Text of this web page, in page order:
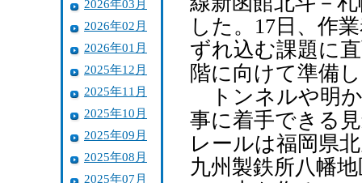
2026年03月
2026年02月
2026年01月
2025年12月
2025年11月
2025年10月
2025年09月
2025年08月
2025年07月
した。17日、作
ずれ込む課題に
階に向けて準備
トンネルや明か
事に着手できる
レールは福岡県
九州製鉄所八幡